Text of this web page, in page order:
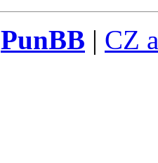
PunBB | CZ